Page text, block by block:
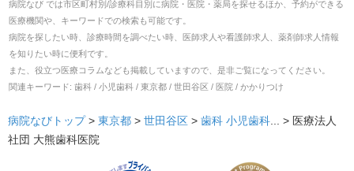
病院なび では市区町村別/診療科目別に病院・医院・薬局を探せるほか、予約ができる
医療機関や、キーワードでの検索も可能です。
病院を探したい時、診療時間を調べたい時、医師求人や看護師求人、薬剤師求人情報
を知りたい時に便利です。
また、役立つ医療コラムなども掲載していますので、是非ご覧になってください。
関連キーワード: 歯科 / 小児歯科 / 東京都 / 世田谷区 / 医院 / かかりつけ
病院なびトップ> 東京都 > 世田谷区 > 歯科 小児歯科 ... > 医療法人
社団 大熊歯科医院